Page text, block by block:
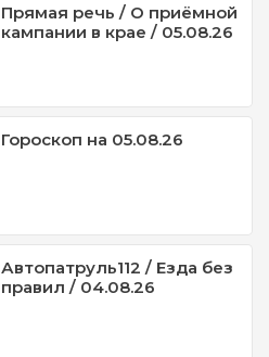
Прямая речь / О приёмной
кампании в крае / 05.08.26
Гороскоп на 05.08.26
Автопатруль112 / Езда без
правил / 04.08.26